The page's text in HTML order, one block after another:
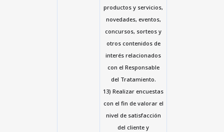
productos y servicios,
novedades, eventos,
concursos, sorteos y
otros contenidos de
interés relacionados
con el Responsable
del Tratamiento.
13) Realizar encuestas
con el fin de valorar el
nivel de satisfacción
del cliente y